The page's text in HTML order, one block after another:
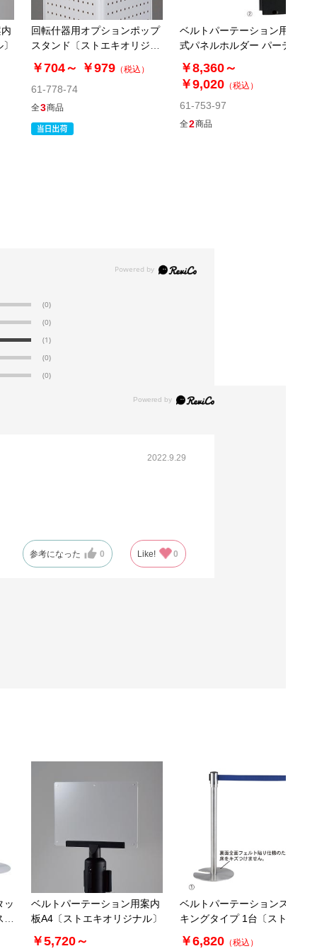
回転什器用オプションポップ
スタンド〔ストエキオリジナ
ル〕
￥704～ ￥979 （税込）
61-778-74
全3商品
ベルトパーテーション用差替
式パネルホルダー パーテーシ
ョン
￥8,360～
￥9,020 （税込）
61-753-97
全2商品
(0)
(0)
(1)
(0)
(0)
2022.9.29
参考になった 0 Like! 0
ッ
ベルトパーテーション用案内
板A4〔ストエキオリジナル〕
￥5,720～
ベルトパーテーションスタッ
キングタイプ 1台〔ストエキ
オリジナル〕 パーテーション
￥6,820 （税込）